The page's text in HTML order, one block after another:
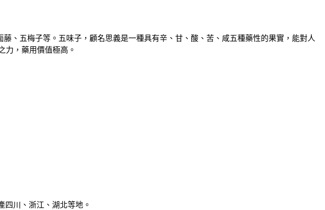
、五梅子等。五味子，顧名思義是一種具有辛、甘、酸、苦、咸五種藥性的果實，能對人
力，藥用價值極高。
四川、浙江、湖北等地。